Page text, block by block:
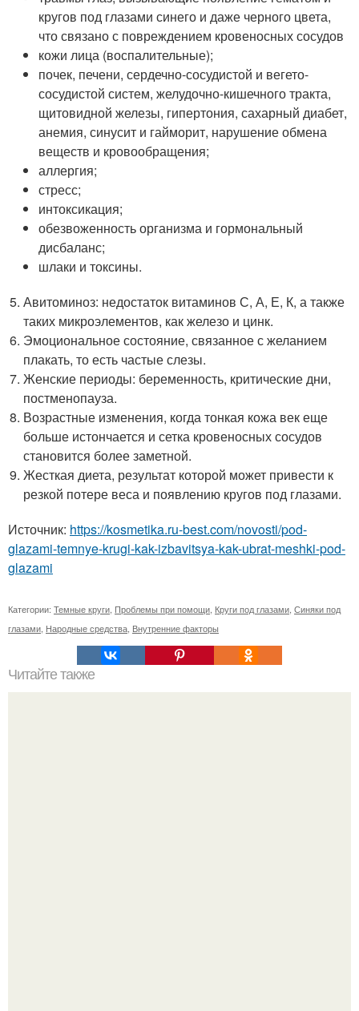
кругов под глазами синего и даже черного цвета,
что связано с повреждением кровеносных сосудов
кожи лица (воспалительные);
почек, печени, сердечно-сосудистой и вегето-
сосудистой систем, желудочно-кишечного тракта,
щитовидной железы, гипертония, сахарный диабет,
анемия, синусит и гайморит, нарушение обмена
веществ и кровообращения;
аллергия;
стресс;
интоксикация;
обезвоженность организма и гормональный
дисбаланс;
шлаки и токсины.
Авитоминоз: недостаток витаминов С, А, Е, К, а также
таких микроэлементов, как железо и цинк.
Эмоциональное состояние, связанное с желанием
плакать, то есть частые слезы.
Женские периоды: беременность, критические дни,
постменопауза.
Возрастные изменения, когда тонкая кожа век еще
больше истончается и сетка кровеносных сосудов
становится более заметной.
Жесткая диета, результат которой может привести к
резкой потере веса и появлению кругов под глазами.
Источник: https://kosmetika.ru-best.com/novosti/pod-
glazami-temnye-krugi-kak-izbavitsya-kak-ubrat-meshki-pod-
glazami
Категории: Темные круги Проблемы при помощи Круги под глазами Синяки под
глазами Народные средства Внутренние факторы
Читайте также